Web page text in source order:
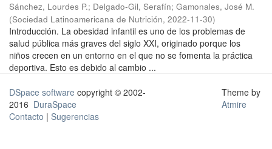
Sánchez, Lourdes P.; Delgado-Gil, Serafín; Gamonales, José M.
(Sociedad Latinoamericana de Nutrición, 2022-11-30)
Introducción. La obesidad infantil es uno de los problemas de
salud pública más graves del siglo XXI, originado porque los
niños crecen en un entorno en el que no se fomenta la práctica
deportiva. Esto es debido al cambio ...
DSpace software copyright © 2002-
2016 DuraSpace
Contacto | Sugerencias
Theme by
Atmire